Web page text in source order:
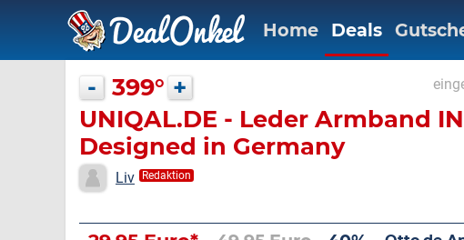
Home Deals
- 399° +
UNIQAL.DE - Leder Armband
Designed in Germany
Liv Redaktion